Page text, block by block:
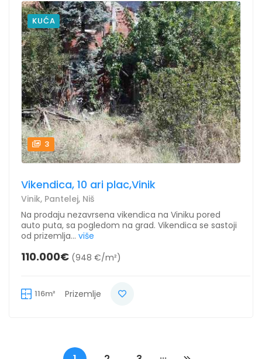
KUĆA
3
Vikendica, 10 ari plac,Vinik
Vinik, Pantelej, Niš
Na prodaju nezavrsena vikendica na Viniku pored
auto puta, sa pogledom na grad. Vikendica se sastoji
od prizemlja... više
110.000€ (948 €/m²)
116m² Prizemlje
...